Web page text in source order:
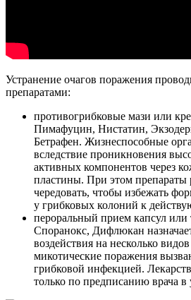
Устранение очагов поражения
препаратами:
противогрибковые мази или
Пимафуцин, Нистатин,
Бетрафен. Жизнеспособные
вследствие проникновения
активных компонентов через
пластины. При этом препараты
чередовать, чтобы избежать
у грибковых колоний к
пероральный прием капсул или
Споранокс, Дифлюкан
воздействия на несколько
микотические поражения
грибковой инфекцией.
только по предписанию врача в